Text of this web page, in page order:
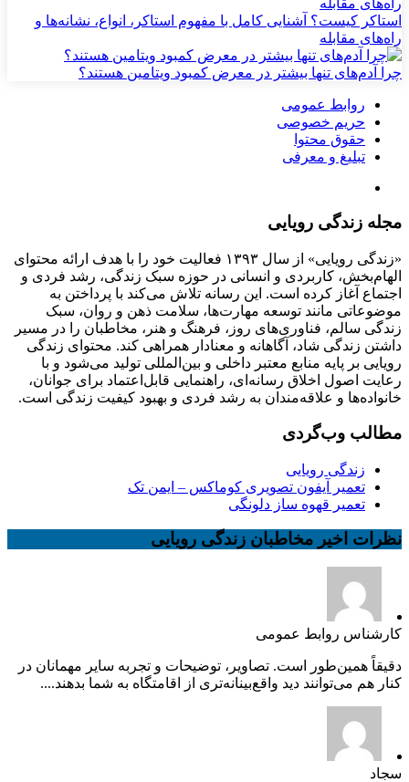
استاکر کیست؟ آشنایی کامل با مفهوم استاکر، انواع، نشانه‌ها و
راه‌های مقابله
چرا آدم‌های تنها بیشتر در معرض کمبود ویتامین هستند؟
روابط عمومی
حریم خصوصی
حقوق محتوا
تبلیغ و معرفی
مجله زندگی رویایی
«زندگی رویایی» از سال ۱۳۹۳ فعالیت خود را با هدف ارائه محتوای
الهام‌بخش، کاربردی و انسانی در حوزه سبک زندگی، رشد فردی و
اجتماع آغاز کرده است. این رسانه تلاش می‌کند با پرداختن به
موضوعاتی مانند توسعه مهارت‌ها، سلامت ذهن و روان، سبک
زندگی سالم، فناوری‌های روز، فرهنگ و هنر، مخاطبان را در مسیر
داشتن زندگی شاد، آگاهانه و معنادار همراهی کند. محتوای زندگی
رویایی بر پایه منابع معتبر داخلی و بین‌المللی تولید می‌شود و با
رعایت اصول اخلاق رسانه‌ای، راهنمایی قابل‌اعتماد برای جوانان،
خانواده‌ها و علاقه‌مندان به رشد فردی و بهبود کیفیت زندگی است.
مطالب وب‌گردی
زندگی رویایی
تعمیر آیفون تصویری کوماکس – ایمن تک
تعمیر قهوه ساز دلونگی
نظرات اخیر مخاطبان زندگی رویایی
کارشناس روابط عمومی
دقیقاً همین‌طور است. تصاویر، توضیحات و تجربه سایر مهمانان در
کنار هم می‌توانند دید واقع‌بینانه‌تری از اقامتگاه به شما بدهند....
سجاد